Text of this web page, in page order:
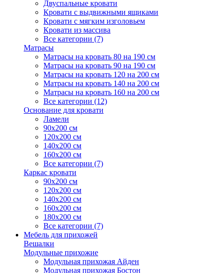
Двуспальные кровати
Кровати с выдвижными ящиками
Кровати с мягким изголовьем
Кровати из массива
Все категории (7)
Матрасы
Матрасы на кровать 80 на 190 см
Матрасы на кровать 90 на 190 см
Матрасы на кровать 120 на 200 см
Матрасы на кровать 140 на 200 см
Матрасы на кровать 160 на 200 см
Все категории (12)
Основание для кровати
Ламели
90х200 см
120х200 см
140х200 см
160х200 см
Все категории (7)
Каркас кровати
90х200 см
120х200 см
140х200 см
160х200 см
180х200 см
Все категории (7)
Мебель для прихожей
Вешалки
Модульные прихожие
Модульная прихожая Айден
Модульная прихожая Бостон